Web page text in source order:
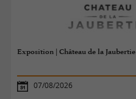
Exposition | Château de la Jaubertie
07/08/2026